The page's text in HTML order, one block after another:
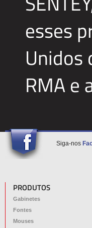
esses
Unidos
RMA e
Siga-nos
PRODUTOS
Gabinetes
Fontes
Mouses